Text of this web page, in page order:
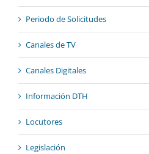
Periodo de Solicitudes
Canales de TV
Canales Digitales
Información DTH
Locutores
Legislación